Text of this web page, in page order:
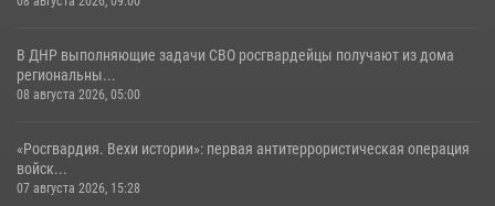
В ДНР выполняющие задачи СВО росгвардейцы получают из дома
региональны...
08 августа 2026, 05:00
«Росгвардия. Вехи истории»: первая антитеррористическая операция
войск...
07 августа 2026, 15:28